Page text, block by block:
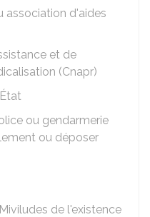
association d'aides
et de
(Cnapr)
ou gendarmerie
ou déposer
de l'existence